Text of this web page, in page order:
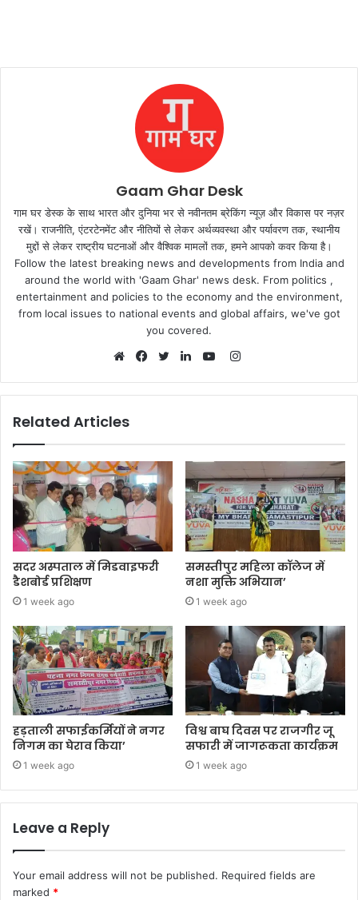
Gaam Ghar Desk
गाम घर डेस्क के साथ भारत और दुनिया भर से नवीनतम ब्रेकिंग न्यूज़ और विकास पर नज़र
रखें। राजनीति, एंटरटेनमेंट और नीतियों से लेकर अर्थव्यवस्था और पर्यावरण तक, स्थानीय
मुद्दों से लेकर राष्ट्रीय घटनाओं और वैश्विक मामलों तक, हमने आपको कवर किया है।
Follow the latest breaking news and developments from India and
around the world with 'Gaam Ghar' news desk. From politics ,
entertainment and policies to the economy and the environment,
from local issues to national events and global affairs, we've got
you covered.
Instagram
Related Articles
सदर अस्पताल में मिडवाइफरी
डैशबोर्ड प्रशिक्षण
1 week ago
समस्तीपुर महिला कॉलेज में
नशा मुक्ति अभियान’
1 week ago
हड़ताली सफाईकर्मियों ने नगर
निगम का घेराव किया’
1 week ago
विश्व बाघ दिवस पर राजगीर जू
सफारी में जागरूकता कार्यक्रम
1 week ago
Leave a Reply
Your email address will not be published. Required fields are
marked *